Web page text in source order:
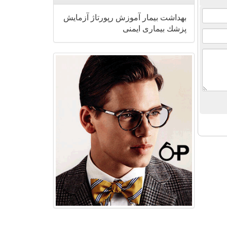
بهداشت بیمار آموزش رپورتاژ
آزمایش
پزشك بیماری ایمنی